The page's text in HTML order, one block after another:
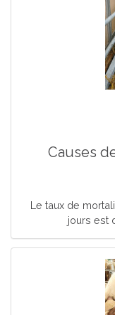
Causes
Le taux de
jours est